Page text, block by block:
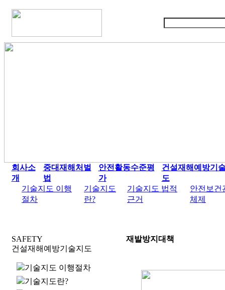
회사소
개
중대재해처벌
법
안전활동수준평
가
건설재해예방기
도
기술지도 이행
절차
기술지도
란?
기술지도 법적
근거
안전보건
체제
SAFETY
건설재해예방기술지도
기술지도 이행절차
기술지도란?
재발방지대책